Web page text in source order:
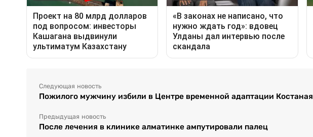
Следующая новость
Пожилого мужчину избили в Центре временной адаптации Костаная
Предыдущая новость
После лечения в клинике алматинке ампутировали палец